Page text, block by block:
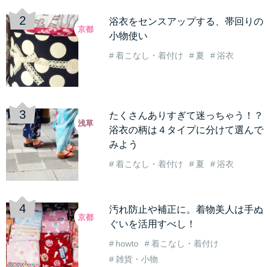
浴衣をセンスアップする、帯回りの
小物使い
着こなし・着付け 夏 浴衣
京都
たくさんありすぎて迷っちゃう！？
浴衣の柄は４タイプに分けて選んで
みよう
着こなし・着付け 夏 浴衣
浅草
汚れ防止や補正に。着物美人は手ぬ
ぐいを活用すべし！
howto
着こなし・着付け
雑貨・小物
京都